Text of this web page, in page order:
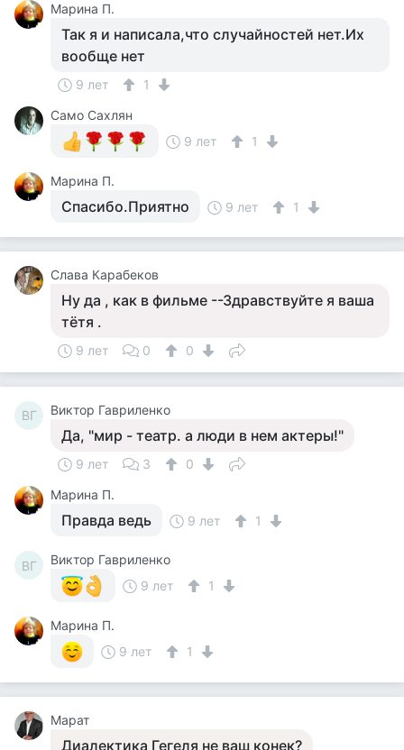
Марина П.
Так я и написала,что случайностей нет.Их
вообще нет
9 лет
1
Само Сахлян
9 лет
1
Марина П.
Спасибо.Приятно 9 лет 1
Слава Карабеков
Ну да , как в фильме --Здравствуйте я ваша
тётя .
9 лет 0 0
ВГ Виктор Гавриленко
Да, "мир - театр. а люди в нем актеры!"
9 лет 3
0
Марина П.
Правда ведь 9 лет 1
ВГ
Виктор Гавриленко
9 лет
1
Марина П.
9 лет
1
Марат
Диалектика Гегеля не ваш конек?